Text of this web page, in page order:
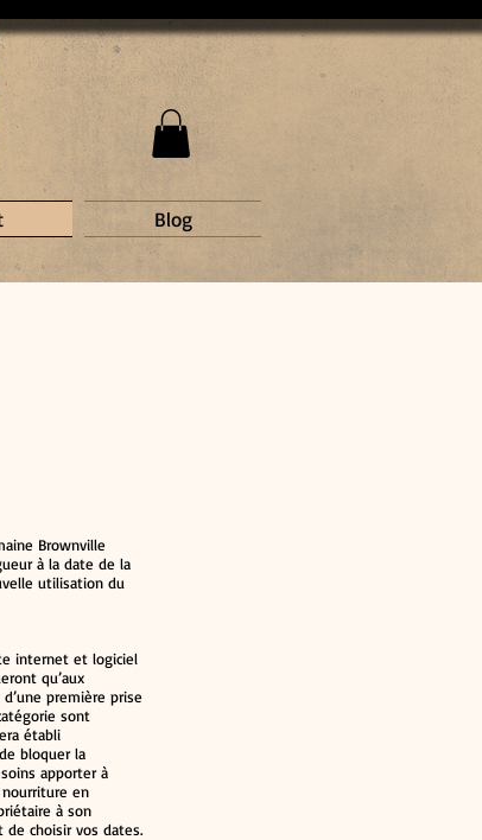
Blog
Brownville
à la date de la
utilisation du
internet et logiciel
qu’aux
première prise
sont
établi
bloquer la
apporter à
en
à son
de choisir vos dates.